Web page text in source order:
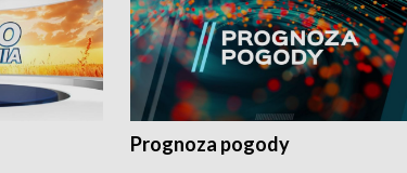
Prognoza pogody